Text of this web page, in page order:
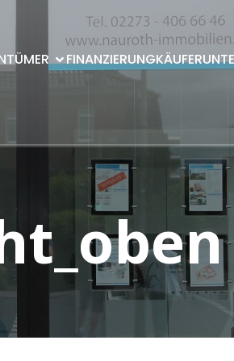
FINANZIERUNGKÄUFER